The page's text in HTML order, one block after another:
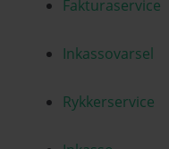
Fakturaservice
Inkassovarsel
Rykkerservice